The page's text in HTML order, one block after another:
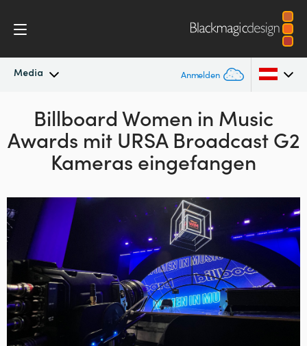
Media Anmelden
Neueste Nachrichten
Nachrichtenarchiv
Argentina
Australia
Austria
Canada
China
Denmark
Finland
Billboard Women in Music
Awards mit URSA Broadcast G2
Kameras eingefangen